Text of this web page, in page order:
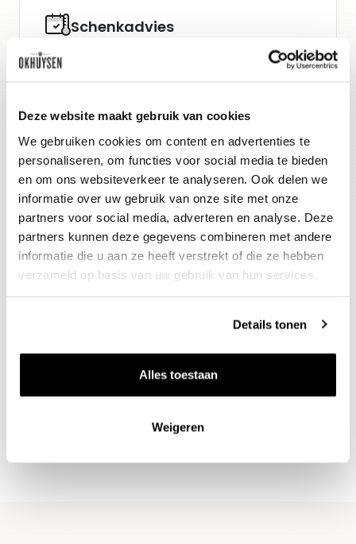
Deze website maakt gebruik van cookies
We gebruiken cookies om content en advertenties te
personaliseren, om functies voor social media te bieden
en om ons websiteverkeer te analyseren. Ook delen we
informatie over uw gebruik van onze site met onze
partners voor social media, adverteren en analyse. Deze
partners kunnen deze gegevens combineren met andere
informatie die u aan ze heeft verstrekt of die ze hebben
verzameld op basis van uw gebruik van hun services.
Details tonen
Alles toestaan
Weigeren
Schenkadvies
Wijn-spijs advies
gerechten met kalfsvlees.
Gratis thuisbezorgd vanaf €115,00
Iedere wijn per fles te bestellen